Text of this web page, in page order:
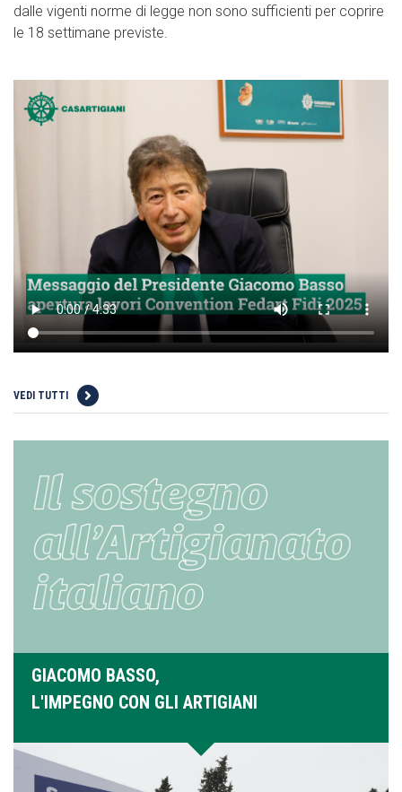
dalle vigenti norme di legge non sono sufficienti per coprire
le 18 settimane previste.
VEDI TUTTI
GIACOMO BASSO,
L'IMPEGNO CON GLI ARTIGIANI